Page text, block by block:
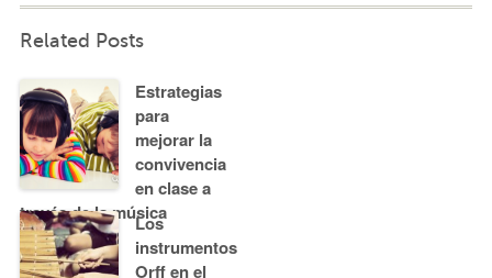
Related Posts
Estrategias
para
mejorar la
convivencia
en clase a
través de la música
Los
instrumentos
Orff en el